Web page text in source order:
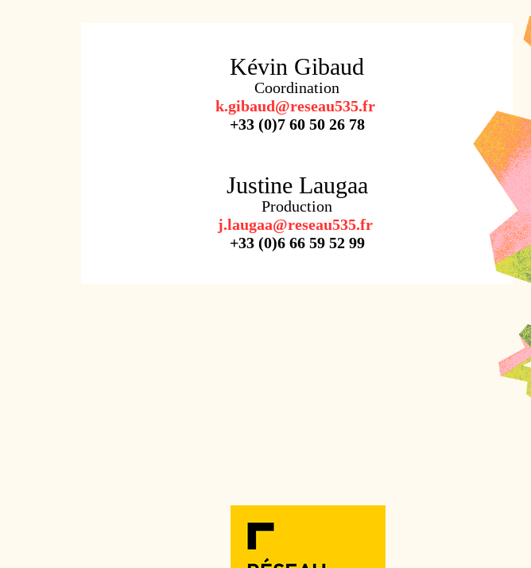
Kévin Gibaud
Coordination
k.gibaud@reseau535.fr
+33 (0)7 60 50 26 78
Justine Laugaa
Production
j.laugaa@reseau535.fr
+33 (0)6 66 59 52 99